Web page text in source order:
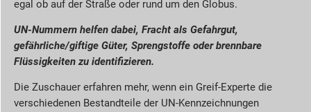
egal ob auf der Straße oder rund um den Globus.
UN-Nummern helfen dabei, Fracht als Gefahrgut,
gefährliche/giftige Güter, Sprengstoffe oder brennbare
Flüssigkeiten zu identifizieren.
Die Zuschauer erfahren mehr, wenn ein Greif-Experte die
verschiedenen Bestandteile der UN-Kennzeichnungen